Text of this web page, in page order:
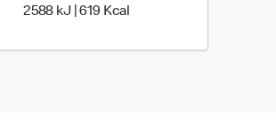
2588 kJ | 619 Kcal